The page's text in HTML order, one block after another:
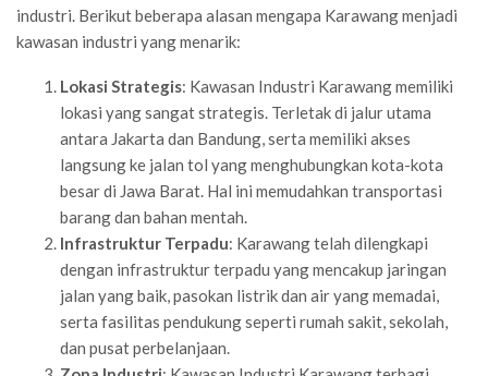
industri. Berikut beberapa alasan mengapa Karawang menjadi
kawasan industri yang menarik:
Lokasi Strategis: Kawasan Industri Karawang memiliki
lokasi yang sangat strategis. Terletak di jalur utama
antara Jakarta dan Bandung, serta memiliki akses
langsung ke jalan tol yang menghubungkan kota-kota
besar di Jawa Barat. Hal ini memudahkan transportasi
barang dan bahan mentah.
Infrastruktur Terpadu: Karawang telah dilengkapi
dengan infrastruktur terpadu yang mencakup jaringan
jalan yang baik, pasokan listrik dan air yang memadai,
serta fasilitas pendukung seperti rumah sakit, sekolah,
dan pusat perbelanjaan.